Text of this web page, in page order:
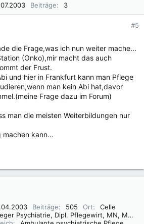
Beiträge 3
#5
die Frage,was ich nun weiter mache...
(Onko),mir macht das auch
der Frust.
und hier in Frankfurt kann man Pflege
man kein Abi hat,davor
Frage dazu im Forum)
man die meisten Weiterbildungen nur
kann...
Beiträge 505 Ort
Celle
Fachpfleger Psychiatrie, Dipl. Pflegewirt, MN, MSc